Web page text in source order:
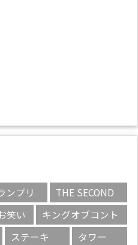
ンプリ
THE SECOND
笑い
キングオブコント
ステーキ
タワー